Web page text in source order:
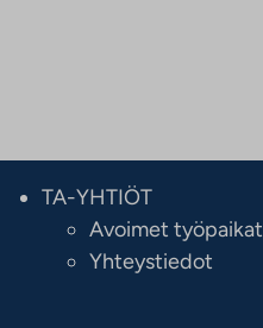
TA-YHTIÖT
Avoimet työpaikat
Yhteystiedot